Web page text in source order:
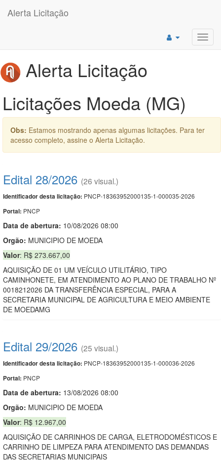
Alerta Licitação
Alerta Licitação
Licitações Moeda (MG)
Obs: Estamos mostrando apenas algumas licitações. Para ter
acesso completo, assine o Alerta Licitação.
Edital 28/2026 (26 visual.)
Identificador desta licitação: PNCP-18363952000135-1-000035-2026
Portal: PNCP
Data de abertura: 10/08/2026 08:00
Orgão: MUNICIPIO DE MOEDA
Valor: R$ 273.667,00
AQUISIÇÃO DE 01 UM VEÍCULO UTILITÁRIO, TIPO
CAMINHONETE, EM ATENDIMENTO AO PLANO DE TRABALHO Nº
0018212026 DA TRANSFERÊNCIA ESPECIAL, PARA A
SECRETARIA MUNICIPAL DE AGRICULTURA E MEIO AMBIENTE
DE MOEDAMG
Edital 29/2026 (25 visual.)
Identificador desta licitação: PNCP-18363952000135-1-000036-2026
Portal: PNCP
Data de abertura: 13/08/2026 08:00
Orgão: MUNICIPIO DE MOEDA
Valor: R$ 12.967,00
AQUISIÇÃO DE CARRINHOS DE CARGA, ELETRODOMÉSTICOS E
CARRINHO DE LIMPEZA PARA ATENDIMENTO DAS DEMANDAS
DAS SECRETARIAS MUNICIPAIS